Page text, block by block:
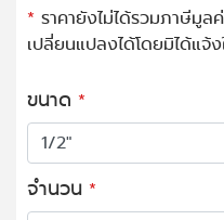
* ราคายังไม่ได้รวมภาษีมูล
เปลี่ยนแปลงได้โดยมิได้แจ้
ขนาด *
จำนวน *